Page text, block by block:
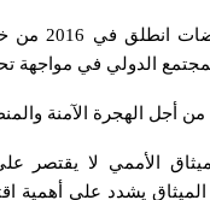
وأكد أن المؤتمر
الدولي في مواجهة
أجل الهجرة الآمنة
الأممي لا يقتصر
يشدد على أهمية